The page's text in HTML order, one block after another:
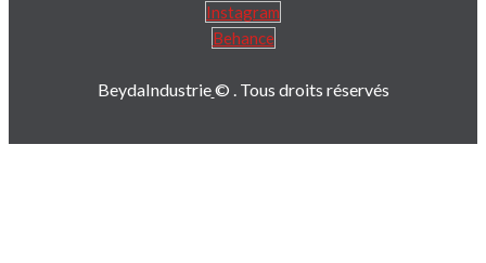
Instagram
Behance
BeydaIndustrie© . Tous droits réservés